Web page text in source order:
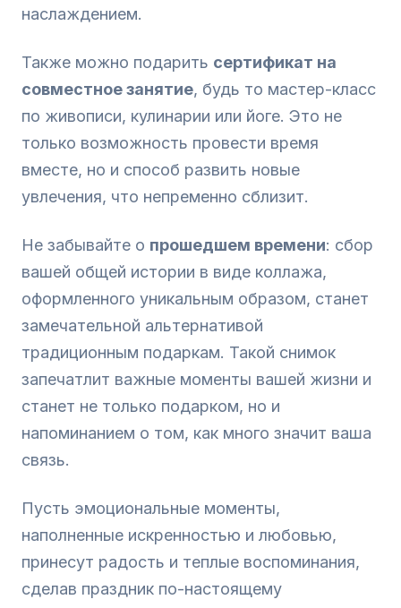
наслаждением.
Также можно подарить сертификат на
совместное занятие, будь то мастер-класс
по живописи, кулинарии или йоге. Это не
только возможность провести время
вместе, но и способ развить новые
увлечения, что непременно сблизит.
Не забывайте о прошедшем времени: сбор
вашей общей истории в виде коллажа,
оформленного уникальным образом, станет
замечательной альтернативой
традиционным подаркам. Такой снимок
запечатлит важные моменты вашей жизни и
станет не только подарком, но и
напоминанием о том, как много значит ваша
связь.
Пусть эмоциональные моменты,
наполненные искренностью и любовью,
принесут радость и теплые воспоминания,
сделав праздник по-настоящему